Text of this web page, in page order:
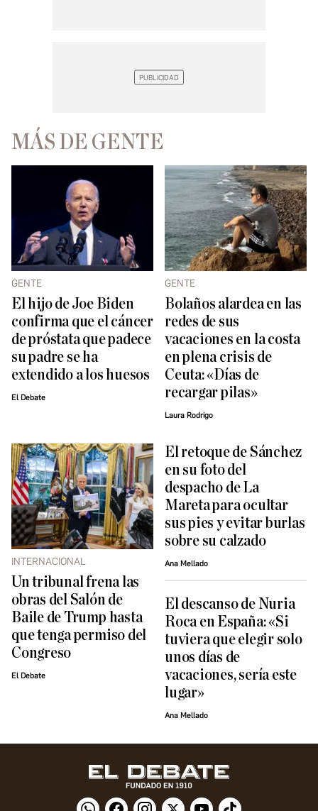
MÁS DE GENTE
GENTE
El hijo de Joe Biden
confirma que el cáncer
de próstata que padece
su padre se ha
extendido a los huesos
El Debate
GENTE
Bolaños alardea en las
redes de sus
vacaciones en la costa
en plena crisis de
Ceuta: «Días de
recargar pilas»
Laura Rodrigo
INTERNACIONAL
Un tribunal frena las
obras del Salón de
Baile de Trump hasta
que tenga permiso del
Congreso
El Debate
El retoque de Sánchez
en su foto del
despacho de La
Mareta para ocultar
sus pies y evitar burlas
sobre su calzado
Ana Mellado
El descanso de Nuria
Roca en España: «Si
tuviera que elegir solo
unos días de
vacaciones, sería este
lugar»
Ana Mellado